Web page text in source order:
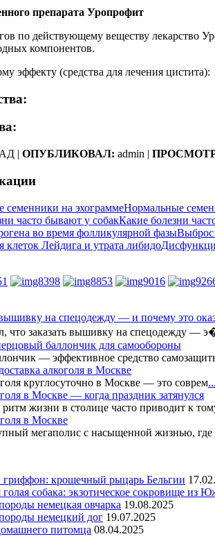
препарата Уропрофит
по действующему веществу лекарство
компонентов.
эффекту (средства для лечения цистита):
| ОПУБЛИКОВАЛ: admin |
Нормальные
Какие болезни
Выброс
вышивку на спецодежду — и почему это
что заказать вышивку на спецодежду —
баллончик для самообороны
— эффективное средство
алкоголя в Москве
круглосуточно в Москве — это соврем...
в Москве — когда праздник затянулся
жизни в столице часто приводит к
в Москве
мегаполис с насыщенной жизнью,
гриффон: крошечный рыцарь Бельгии
голая собака: экзотическое сокровище из
немецкая овчарка 19.08.2025
немецкий дог 19.07.2025
питомца 08.04.2025